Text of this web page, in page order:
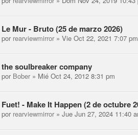
Le Mur - Bruto (25 de marzo 2026)
por rearviewmirror » Vie Oct 22, 2021 7:07 pm
the soulbreaker company
por Bober » Mié Oct 24, 2012 8:31 pm
Fuet! - Make It Happen (2 de octubre
por rearviewmirror » Jue Jun 27, 2024 11:40